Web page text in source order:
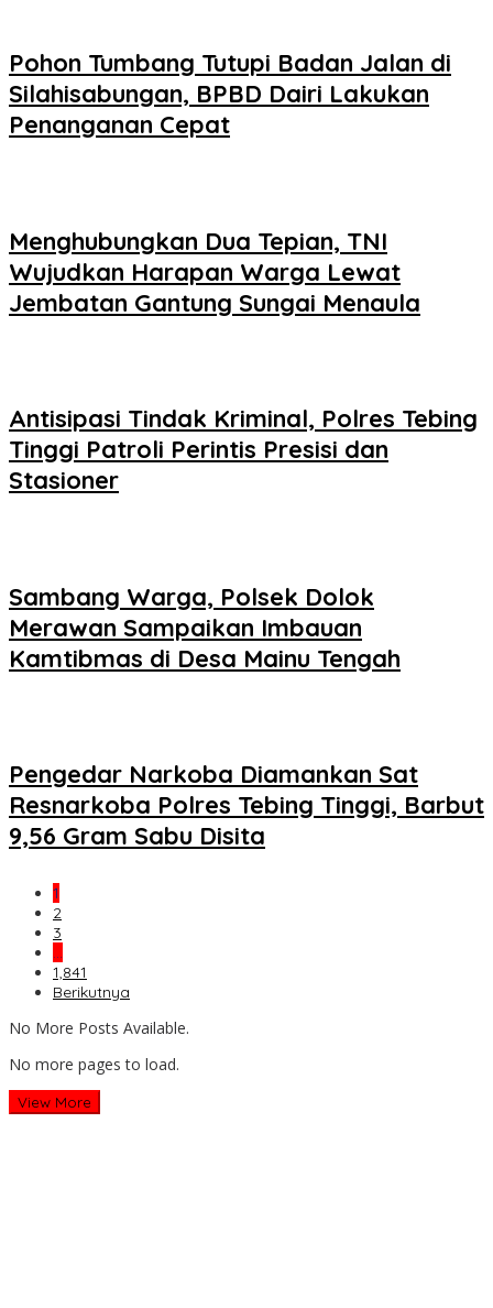
Pohon Tumbang Tutupi Badan Jalan di
Silahisabungan, BPBD Dairi Lakukan
Penanganan Cepat
Menghubungkan Dua Tepian, TNI
Wujudkan Harapan Warga Lewat
Jembatan Gantung Sungai Menaula
Antisipasi Tindak Kriminal, Polres Tebing
Tinggi Patroli Perintis Presisi dan
Stasioner
Sambang Warga, Polsek Dolok
Merawan Sampaikan Imbauan
Kamtibmas di Desa Mainu Tengah
Pengedar Narkoba Diamankan Sat
Resnarkoba Polres Tebing Tinggi, Barbut
9,56 Gram Sabu Disita
1
2
3
…
1,841
Berikutnya
No More Posts Available.
No more pages to load.
View More